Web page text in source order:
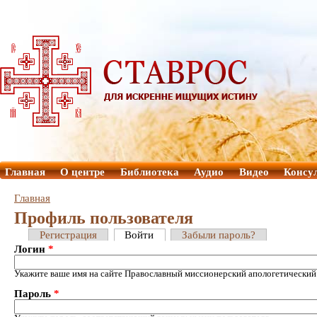
Главная О центре Библиотека Аудио Видео
Главная
Профиль пользователя
Регистрация Войти
Забыли пароль?
Логин *
Укажите ваше имя на сайте Православный миссионерский
Пароль *